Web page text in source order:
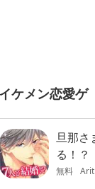
ケメン恋愛ゲ
旦那さ
る！？
ーム】
無料